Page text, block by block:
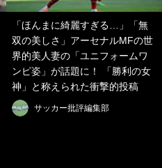
「ほんまに綺麗すぎる…」「無
双の美しさ」アーセナルMFの世
界的美人妻の「ユニフォームワ
ンピ姿」が話題に！ 「勝利の女
神」と称えられた衝撃的投稿
サッカー批評編集部